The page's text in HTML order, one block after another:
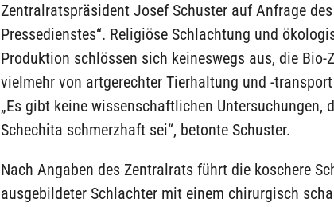
Zentralratspräsident Josef Schuster auf Anfrage
Pressedienstes“. Religiöse Schlachtung und
Produktion schlössen sich keineswegs aus, die Bio-
vielmehr von artgerechter Tierhaltung und -
„Es gibt keine wissenschaftlichen Untersuchungen,
Schechita schmerzhaft sei“, betonte Schuster.
Nach Angaben des Zentralrats führt die koschere
ausgebildeter Schlachter mit einem chirurgisch